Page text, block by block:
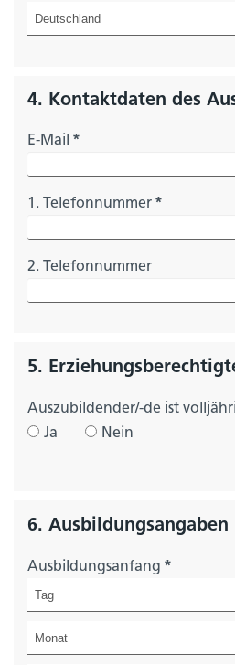
4. Kontaktdaten des
E-Mail *
1. Telefonnummer *
2. Telefonnummer
5.
Auszubildender/-de ist
Ja
Nein
6. Ausbildungsangaben
Ausbildungsanfang *